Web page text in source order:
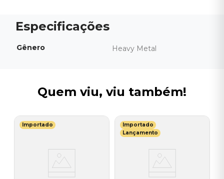
Gênero Heavy Metal
Quem viu, viu também!
Importado
Importado
Lançamento